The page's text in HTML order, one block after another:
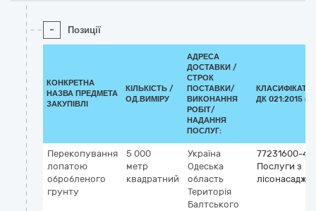
- Позиції
КОНКРЕТНА
НАЗВА ПРЕДМЕТА
ЗАКУПІВЛІ
КІЛЬКІСТЬ /
ОД.ВИМІРУ
АДРЕСА
ДОСТАВКИ /
СТРОК
ПОСТАВКИ/
ВИКОНАННЯ
РОБІТ/
НАДАННЯ
ПОСЛУГ:
ДК 021:2015
Перекопування
лопатою
обробленого
грунту
5 000
метр
квадратний
Україна
Одеська
область
Територія
Балтського
77231600-4
Послуги з